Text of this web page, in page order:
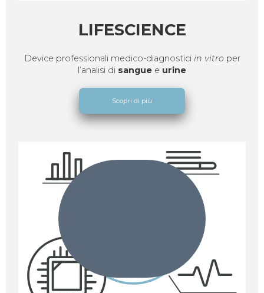
LIFESCIENCE
Device professionali medico-diagnostici in vitroper
l’analisi di sangue e urine
Scopri di più